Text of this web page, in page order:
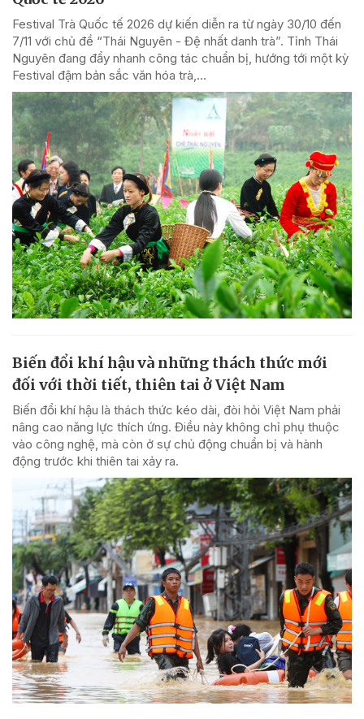
Festival Trà Quốc tế 2026 dự kiến diễn ra từ ngày 30/10 đến
7/11 với chủ đề “Thái Nguyên - Đệ nhất danh trà”. Tỉnh Thái
Nguyên đang đẩy nhanh công tác chuẩn bị, hướng tới một kỳ
Festival đậm bản sắc văn hóa trà,...
Biến đổi khí hậu và những thách thức mới
đối với thời tiết, thiên tai ở Việt Nam
Biến đổi khí hậu là thách thức kéo dài, đòi hỏi Việt Nam phải
nâng cao năng lực thích ứng. Điều này không chỉ phụ thuộc
vào công nghệ, mà còn ở sự chủ động chuẩn bị và hành
động trước khi thiên tai xảy ra.